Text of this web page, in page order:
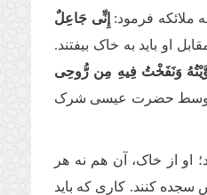
فرمود: إِنِّی جَاعِلٌ
او باید به خاک بیفتند.
وَنَفَخْتُ فِیهِ مِن رُّوحِی
توسط حضرت عیسی شرک
او از خاک، آن هم نه هر
سجده کنند. کاری که باید